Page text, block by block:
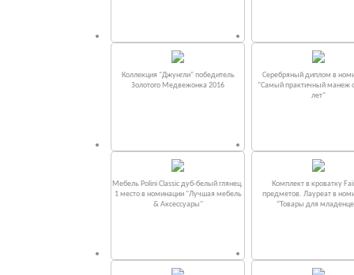
Коллекция "Джунгли" победитель
Золотого Медвежонка 2016
Серебряный диплом в
"Самый практичный манеж
лет"
Мебель Polini Classic дуб-белый глянец.
1 место в номинации "Лучшая мебель
& Аксессуары"
Комплект в кроватку
предметов. Лауреат в
“Товары для